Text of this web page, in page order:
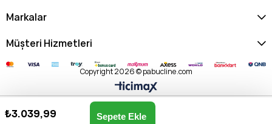
Markalar
Müşteri Hizmetleri
Copyright 2026 © pabucline.com
King Paolo Erkek Günlük Spor Ayakkabı H1254 M-BEJ
₺3.039,99
Anasayfa Favorilerim